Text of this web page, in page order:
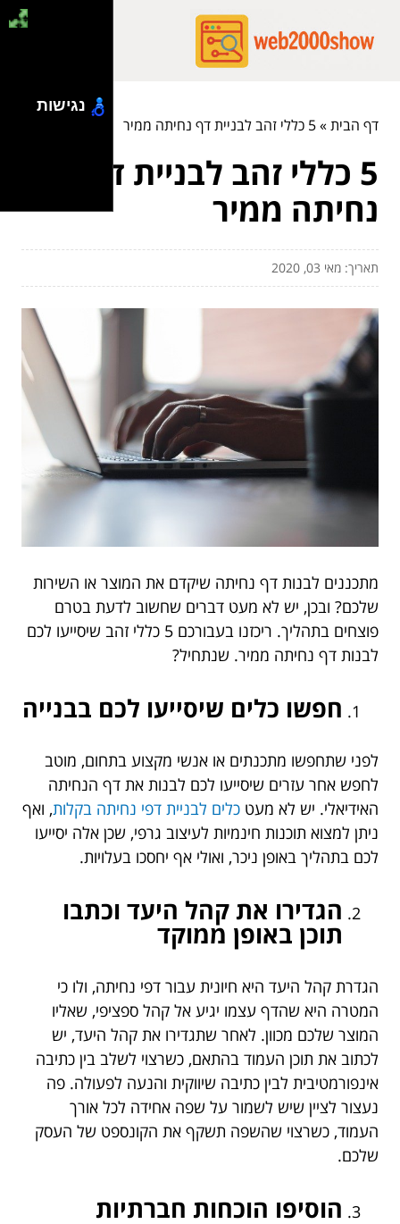
דף הבית»5 כללי זהב לבניית דף נחיתה ממיר
5 כללי זהב לבניית דף
נחיתה ממיר
תאריך: מאי 03, 2020
מתכננים לבנות דף נחיתה שיקדם את המוצר או השירות
שלכם? ובכן, יש לא מעט דברים שחשוב לדעת בטרם
פוצחים בתהליך. ריכזנו בעבורכם 5 כללי זהב שיסייעו לכם
לבנות דף נחיתה ממיר. שנתחיל?
חפשו כלים שיסייעו לכם בבנייה
לפני שתחפשו מתכנתים או אנשי מקצוע בתחום, מוטב
לחפש אחר עזרים שיסייעו לכם לבנות את דף הנחיתה
האידיאלי. יש לא מעט כלים לבניית דפי נחיתה בקלות, ואף
ניתן למצוא תוכנות חינמיות לעיצוב גרפי, שכן אלה יסייעו
לכם בתהליך באופן ניכר, ואולי אף יחסכו בעלויות.
הגדירו את קהל היעד וכתבו
תוכן באופן ממוקד
הגדרת קהל היעד היא חיונית עבור דפי נחיתה, ולו כי
המטרה היא שהדף עצמו יגיע אל קהל ספציפי, שאליו
המוצר שלכם מכוון. לאחר שתגדירו את קהל היעד, יש
לכתוב את תוכן העמוד בהתאם, כשרצוי לשלב בין כתיבה
אינפורמטיבית לבין כתיבה שיווקית והנעה לפעולה. פה
נעצור לציין שיש לשמור על שפה אחידה לכל אורך
העמוד, כשרצוי שהשפה תשקף את הקונספט של העסק
שלכם.
הוסיפו הוכחות חברתיות
נגישות